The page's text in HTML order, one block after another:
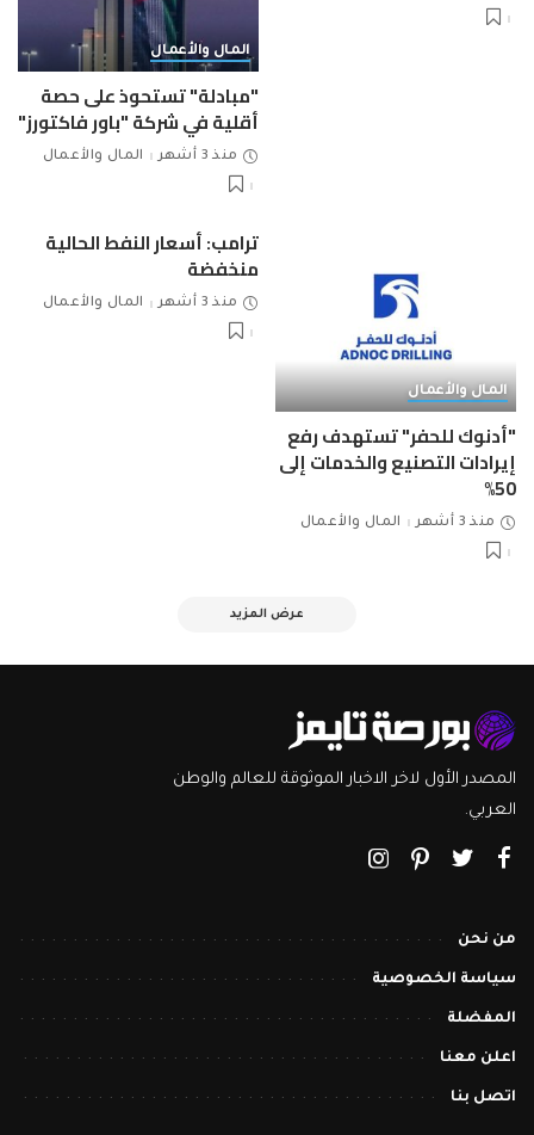
المال والأعمال
"مبادلة" تستحوذ على حصة
أقلية في شركة "باور فاكتورز"
منذ 3 أشهر المال والأعمال
المال والأعمال
"أدنوك للحفر" تستهدف رفع
إيرادات التصنيع والخدمات إلى
50%
منذ 3 أشهر المال والأعمال
ترامب: أسعار النفط الحالية
منخفضة
منذ 3 أشهر المال والأعمال
عرض المزيد
المصدر الأول لاخر الاخبار الموثوقة للعالم والوطن
العربي.
من نحن
سياسة الخصوصية
المفضلة
اعلن معنا
اتصل بنا